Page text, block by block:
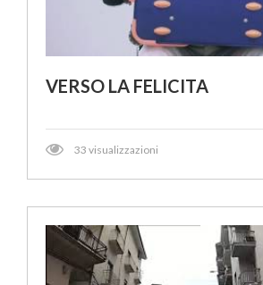
VERSO LA FELICITA
33 visualizzazioni